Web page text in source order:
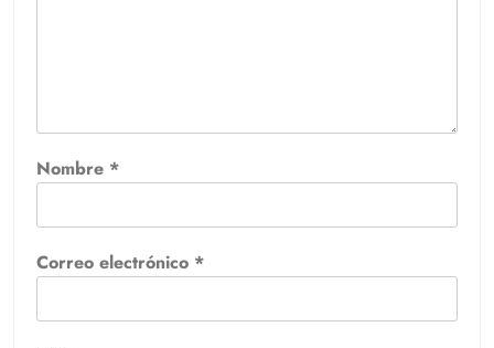
Nombre *
Correo electrónico *